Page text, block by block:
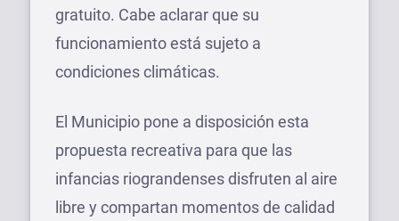
gratuito. Cabe aclarar que su
funcionamiento está sujeto a
condiciones climáticas.
El Municipio pone a disposición esta
propuesta recreativa para que las
infancias riograndenses disfruten al aire
libre y compartan momentos de calidad